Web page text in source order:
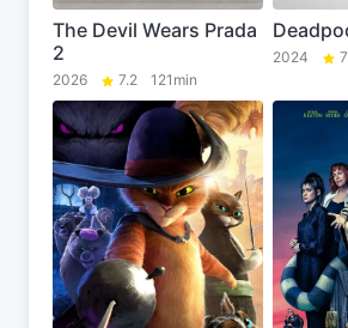
The Devil Wears Prada
2
2026 7.2 121min
2024